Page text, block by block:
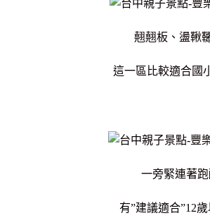
翹翹板、盪鞦
這一區比較適合國
一旁緊連著跑
有”建議適合”12